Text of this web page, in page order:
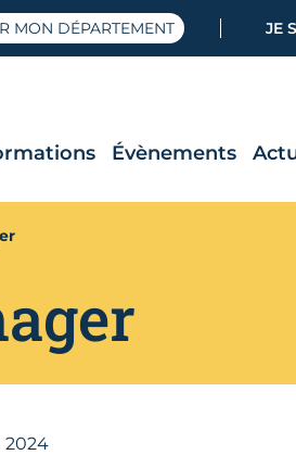
MON DÉPARTEMENT JE
Évènements
2024